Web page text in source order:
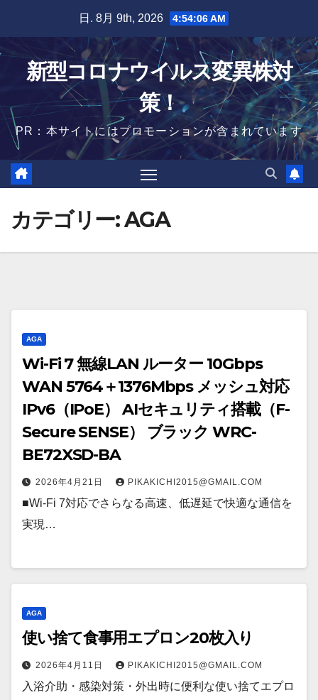
content
日. 8月 9th, 2026 4:54:07 AM
新型コロナウイルス変異株対
策！
PR：本サイトにはプロモーションが含まれています
カテゴリー:AGA
AGA
Wi-Fi 7 無線LAN ルーター 10Gbps
WAN 5764＋1376Mbps メッシュ対応
IPv6（IPoE） AIセキュリティ搭載（F-
Secure SENSE） ブラック WRC-
BE72XSD-BA
2026年4月21日 PIKAKICHI2015@GMAIL.COM
■Wi-Fi 7対応でさらなる高速、低遅延で快適な通信を
実現…
AGA
使い捨て食事用エプロン20枚入り
2026年4月11日 PIKAKICHI2015@GMAIL.COM
入浴介助・感染対策・外出時に便利な使い捨てエプロ